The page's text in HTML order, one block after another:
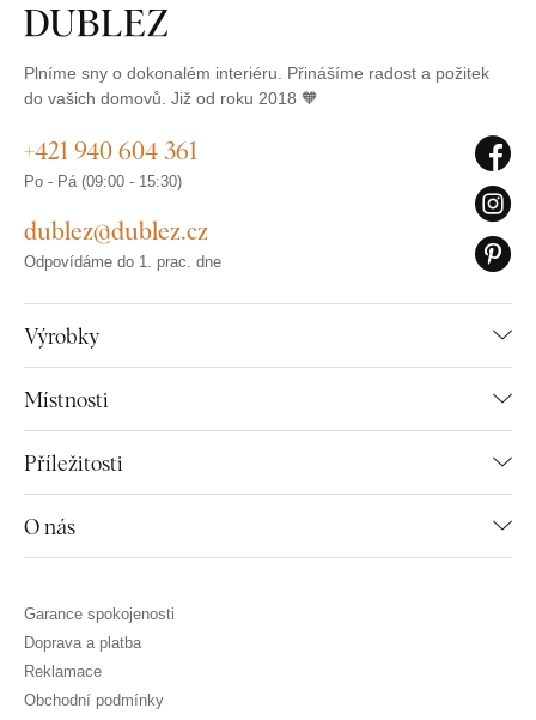
Plníme sny o dokonalém interiéru. Přinášíme radost a požitek
do vašich domovů. Již od roku 2018 🧡
Výrobky
Místnosti
Příležitosti
O nás
+421 940 604 361
Po - Pá (09:00 - 15:30)
dublez@dublez.cz
Odpovídáme do 1. prac. dne
Garance spokojenosti
Doprava a platba
Reklamace
Obchodní podmínky